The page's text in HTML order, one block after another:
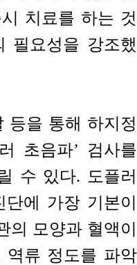
치료를 하는 것
필요성을 강조했
등을 통해 하지정
초음파’ 검사를
수 있다. 도플러
에 가장 기본이
의 모양과 혈액이
역류 정도를 파악